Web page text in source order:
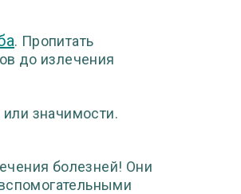
. Пропитать
до излечения
значимости.
болезней! Они